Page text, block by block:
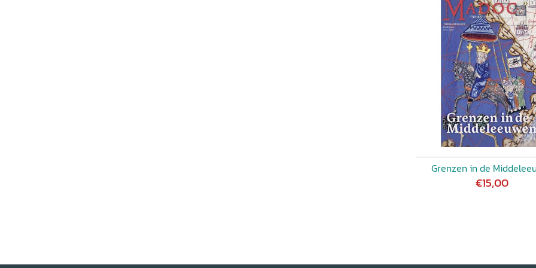
Grenzen in de
€15,00